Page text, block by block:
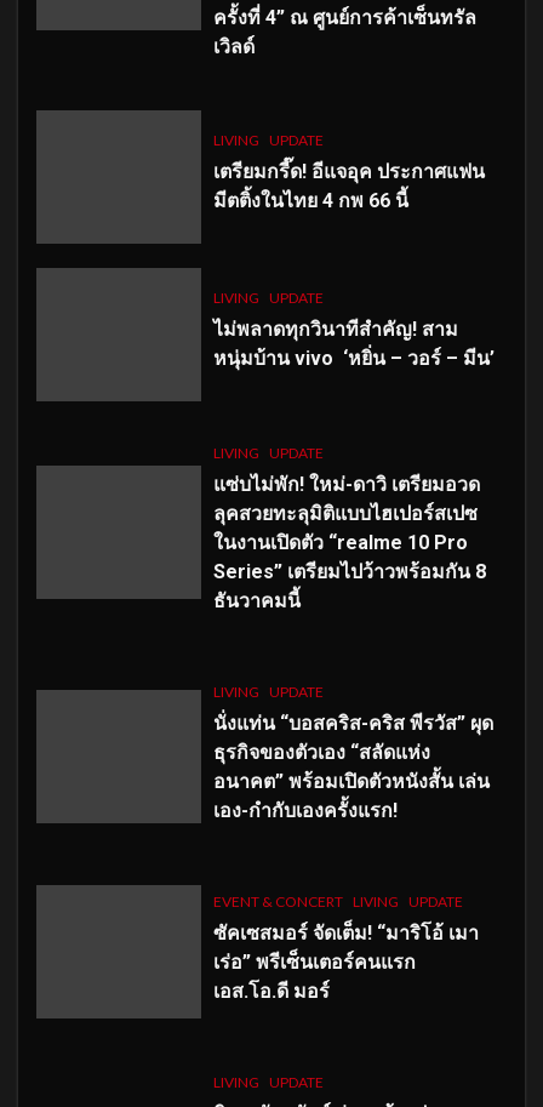
ครั้งที่ 4” ณ ศูนย์การค้าเซ็นทรัล
เวิลด์
LIVING UPDATE
เตรียมกรี๊ด! อีแจอุค ประกาศแฟน
มีตติ้งในไทย 4 กพ 66 นี้
LIVING UPDATE
ไม่พลาดทุกวินาทีสำคัญ! สาม
หนุ่มบ้าน vivo ‘หยิ่น – วอร์ – มีน’
LIVING UPDATE
แซ่บไม่พัก! ใหม่-ดาวิ เตรียมอวด
ลุคสวยทะลุมิติแบบไฮเปอร์สเปซ
ในงานเปิดตัว “realme 10 Pro
Series” เตรียมไปว้าวพร้อมกัน 8
ธันวาคมนี้
LIVING UPDATE
นั่งแท่น “บอสคริส-คริส พีรวัส” ผุด
ธุรกิจของตัวเอง “สลัดแห่ง
อนาคต” พร้อมเปิดตัวหนังสั้น เล่น
เอง-กำกับเองครั้งแรก!
EVENT & CONCERT LIVING UPDATE
ซัคเซสมอร์ จัดเต็ม! “มาริโอ้ เมา
เร่อ” พรีเซ็นเตอร์คนแรก
เอส.โอ.ดี มอร์
LIVING UPDATE